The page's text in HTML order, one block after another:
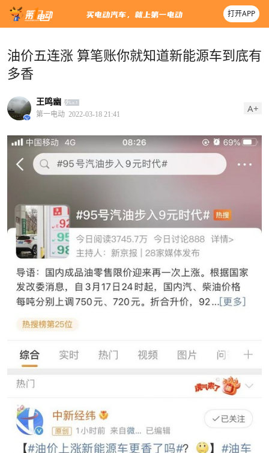
打开APP
油价五连涨 算笔账你就知道新能源车到底有
多香
王鸣幽
第一电动 2022-03-18 21:41 A+